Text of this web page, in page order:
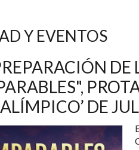
Y EVENTOS
DE
DE